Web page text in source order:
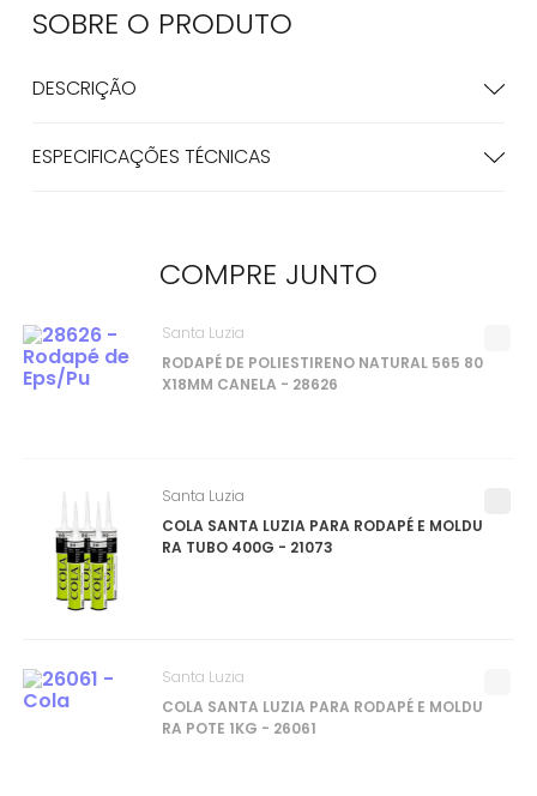
SOBRE O PRODUTO
DESCRIÇÃO
ESPECIFICAÇÕES TÉCNICAS
COMPRE JUNTO
RODAPÉ DE POLIESTIRENO NATURAL 565 80
X18MM CANELA - 28626
Santa Luzia
COLA SANTA LUZIA PARA RODAPÉ E MOLDU
RA TUBO 400G - 21073
Santa Luzia
COLA SANTA LUZIA PARA RODAPÉ E MOLDU
RA POTE 1KG - 26061
Santa Luzia